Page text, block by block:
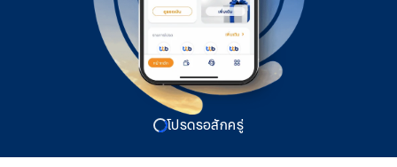
โปรดรอสักครู่